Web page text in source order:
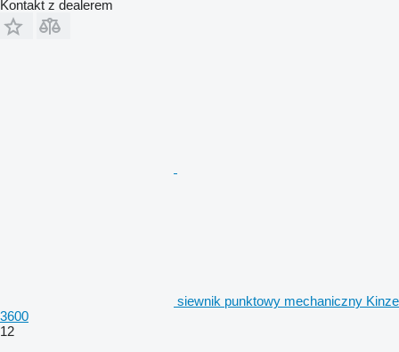
Kontakt z dealerem
siewnik punktowy mechaniczny Kinze
3600
12